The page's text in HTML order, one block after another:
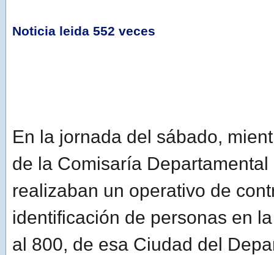
Noticia leida 552 veces
En la jornada del sábado,
de la Comisaría
realizaban un operativo de
identificación de personas en
al 800, de esa Ciudad del